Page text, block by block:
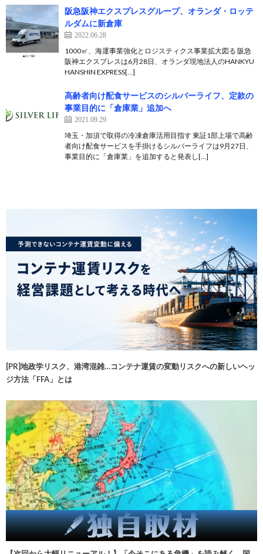
阪急阪神エクスプレスグループ、オランダ・ロッテ
ルダムに新倉庫
2022.06.28
1000㎡、海運事業強化とロジスティクス事業拡大図る 阪急
阪神エクスプレスは6月28日、オランダ現地法人のHANKYU
HANSHIN EXPRESS[…]
高齢者向け配食サービスのシルバーライフ、定款の
事業目的に「倉庫業」追加へ
2021.09.29
埼玉・加須で取得の冷凍倉庫活用目指す 東証1部上場で高齢
者向け配食サービスを手掛けるシルバーライフは9月27日、
事業目的に「倉庫業」を追加すると発表し[…]
[PR]地政学リスク、港湾混雑…コンテナ運賃の変動リスクへの新しいヘッ
ジ方法「FFA」とは